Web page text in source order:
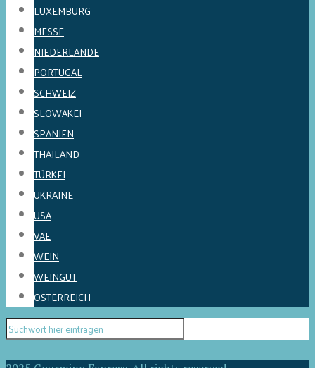
LUXEMBURG
MESSE
NIEDERLANDE
PORTUGAL
SCHWEIZ
SLOWAKEI
SPANIEN
THAILAND
TÜRKEI
UKRAINE
USA
VAE
WEIN
WEINGUT
ÖSTERREICH